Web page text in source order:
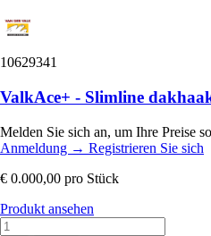
10629341
ValkAce+ - Slimline
Melden Sie sich an, um Ihre Preise
Anmeldung → Registrieren Sie sich
€ 0.000,00 pro Stück
Produkt ansehen